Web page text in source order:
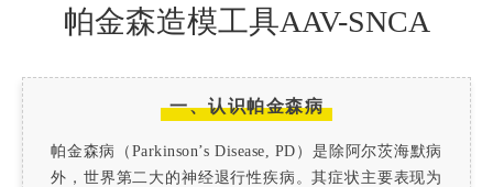
帕金森造模工具AAV-SNCA
一、认识帕金森病
帕金森病（Parkinson’s Disease, PD）是除阿尔茨海默病
外，世界第二大的神经退行性疾病。其症状主要表现为